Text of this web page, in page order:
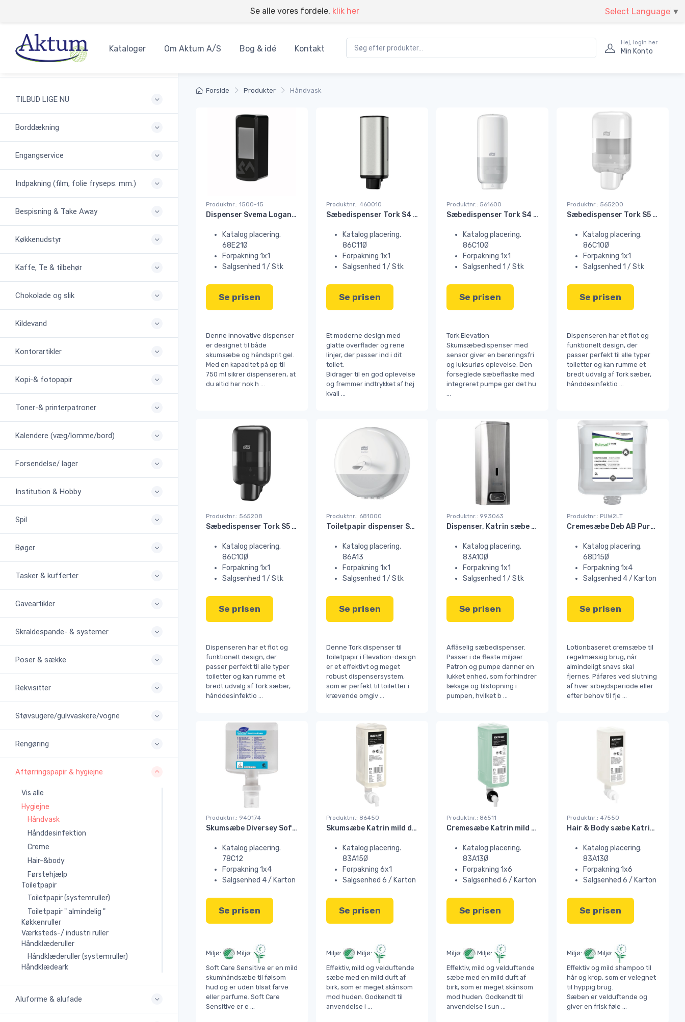
Select Language ▼
Se alle vores fordele, klik her
Kataloger Om Aktum A/S Bog & idé Kontakt
Hej, login her
Min Konto
Produkter
TILBUD LIGE NU
Borddækning
Engangservice
Indpakning (film, folie fryseps. mm.)
Bespisning & Take Away
Køkkenudstyr
Kaffe, Te & tilbehør
Chokolade og slik
Kildevand
Kontorartikler
Kopi-& fotopapir
Toner-& printerpatroner
Kalendere (væg/lomme/bord)
Forsendelse/ lager
Institution & Hobby
Spil
Bøger
Tasker & kufferter
Gaveartikler
Skraldespande- & systemer
Poser & sække
Rekvisitter
Støvsugere/gulvvaskere/vogne
Rengøring
Aftørringspapir & hygiejne
Vis alle
Hygiejne
Håndvask
Hånddesinfektion
Creme
Hair-&body
Førstehjælp
Toiletpapir
Toiletpapir (systemruller)
Toiletpapir " almindelig "
Køkkenruller
Værksteds-/ industri ruller
Håndklæderuller
Håndklæderuller (systemruller)
Håndklædeark
Aluforme & alufade
Forside Produkter Håndvask
Produktnr.: 1500-15
Dispenser Svema Logan-A auto. 750 ml sæbe/desinfek. sort#
Katalog placering.
68E21Ø
Forpakning 1x1
Salgsenhed 1 / Stk
Se prisen
Denne innovative dispenser
er designet til både
skumsæbe og håndsprit gel.
Med en kapacitet på op til
750 ml sikrer dispenseren, at
du altid har nok h ...
Produktnr.: 460010
Sæbedispenser Tork S4 til 1 ltr skumsæbestål#
Katalog placering.
86C11Ø
Forpakning 1x1
Salgsenhed 1 / Stk
Se prisen
Et moderne design med
glatte overflader og rene
linjer, der passer ind i dit
toilet.
Bidrager til en god oplevelse
og fremmer indtrykket af høj
kvali ...
Produktnr.: 561600
Sæbedispenser Tork S4 med sensor til 1 ltr skumsæbe hvid#
Katalog placering.
86C10Ø
Forpakning 1x1
Salgsenhed 1 / Stk
Se prisen
Tork Elevation
Skumsæbedispenser med
sensor giver en berøringsfri
og luksuriøs oplevelse. Den
forseglede sæbeflaske med
integreret pumpe gør det hu
...
Produktnr.: 565200
Sæbedispenser Tork S5 mini til ½ ltr sæbe hvid#
Katalog placering.
86C10Ø
Forpakning 1x1
Salgsenhed 1 / Stk
Se prisen
Dispenseren har et flot og
funktionelt design, der
passer perfekt til alle typer
toiletter og kan rumme et
bredt udvalg af Tork sæber,
hånddesinfektio ...
Produktnr.: 565208
Sæbedispenser Tork S5 mini til ½ ltr sæbe sort#
Katalog placering.
86C10Ø
Forpakning 1x1
Salgsenhed 1 / Stk
Se prisen
Dispenseren har et flot og
funktionelt design, der
passer perfekt til alle typer
toiletter og kan rumme et
bredt udvalg af Tork sæber,
hånddesinfektio
Produktnr.: 681000
Toiletpapir dispenser SmartOne mini Tork T9 hvid#
Katalog placering.
86A13
Forpakning 1x1
Salgsenhed 1 / Stk
Se prisen
Denne Tork dispenser til
toiletpapir i Elevation-design
er et effektivt og meget
robust dispensersystem,
som er perfekt til toiletter i
krævende omgiv
Produktnr.: 993063
Dispenser, Katrin sæbe 1000 ml børstet stål#
Katalog placering.
83A10Ø
Forpakning 1x1
Salgsenhed 1 / Stk
Se prisen
Aflåselig sæbedispenser.
Passer i de fleste miljøer.
Patron og pumpe danner en
lukket enhed, som forhindrer
lækage og tilstopning i
pumpen, hvilket b
Produktnr.: PUW2LT
Cremesæbe Deb AB Pure U/ frv. & parf. 2 ltr PUW2LT#
Katalog placering.
68D15Ø
Forpakning 1x4
Salgsenhed 4 / Karton
Se prisen
Lotionbaseret cremsæbe til
regelmæssig brug, når
almindeligt snavs skal
fjernes. Påføres ved slutning
af hver arbejdsperiode eller
efter behov til fje
Produktnr.: 940174
Skumsæbe Diversey Soft Care Sensitive W1 u/ frv+duft 1,3 ltr
Katalog placering.
78C12
Forpakning 1x4
Salgsenhed 4 / Karton
Se prisen
Miljø:
Miljø:
Soft Care Sensitive er en mild
skumhåndsæbe til følsom
hud og er uden tilsat farve
eller parfume. Soft Care
Sensitive er e ...
Produktnr.: 86450
Skumsæbe Katrin mild duftende GREEN 1000 ml.
Katalog placering.
83A15Ø
Forpakning 6x1
Salgsenhed 6 / Karton
Se prisen
Miljø:
Miljø:
Effektiv, mild og velduftende
sæbe med en mild duft af
birk, som er meget skånsom
mod huden. Godkendt til
anvendelse i ...
Produktnr.: 86511
Cremesæbe Katrin mild duftende GREEN 1000 ml
Katalog placering.
83A13Ø
Forpakning 1x6
Salgsenhed 6 / Karton
Se prisen
Miljø:
Miljø:
Effektiv, mild og velduftende
sæbe med en mild duft af
birk, som er meget skånsom
mod huden. Godkendt til
anvendelse i sun ...
Produktnr.: 47550
Hair & Body sæbe Katrin mild og velduftende 1000 ml#
Katalog placering.
83A13Ø
Forpakning 1x6
Salgsenhed 6 / Karton
Se prisen
Miljø:
Miljø:
Effektiv og mild shampoo til
hår og krop, som er velegnet
til hyppig brug.
Sæben er velduftende og
giver en frisk føle ...